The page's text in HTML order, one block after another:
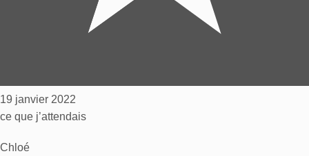
19 janvier 2022
ce que j’attendais
Chloé